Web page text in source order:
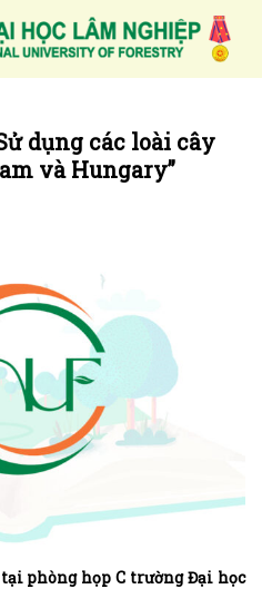
dụng các loài cây
và Hungary”
phòng họp C trường Đại học